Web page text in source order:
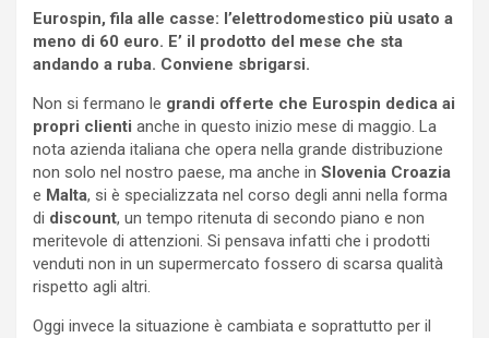
Eurospin, fila alle casse: l’elettrodomestico più usato a
meno di 60 euro. E’ il prodotto del mese che sta
andando a ruba. Conviene sbrigarsi.
Non si fermano le grandi offerte che Eurospin dedica ai
propri clienti anche in questo inizio mese di maggio. La
nota azienda italiana che opera nella grande distribuzione
non solo nel nostro paese, ma anche in Slovenia Croazia
e Malta, si è specializzata nel corso degli anni nella forma
di discount, un tempo ritenuta di secondo piano e non
meritevole di attenzioni. Si pensava infatti che i prodotti
venduti non in un supermercato fossero di scarsa qualità
rispetto agli altri.
Oggi invece la situazione è cambiata e soprattutto per il